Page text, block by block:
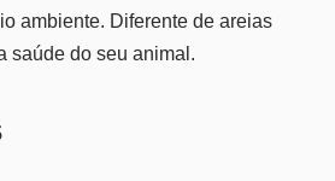
ambiente. Diferente de areias
saúde do seu animal.